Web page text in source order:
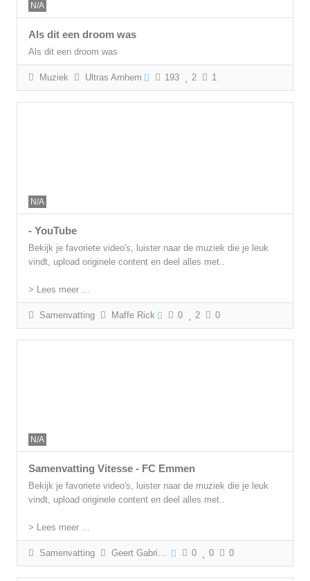
N/A
Als dit een droom was
Als dit een droom was
Muziek Ultras Arnhem 193 2 1
N/A
- YouTube
Bekijk je favoriete video's, luister naar de muziek die je leuk
vindt, upload originele content en deel alles met..
> Lees meer ...
Samenvatting Maffe Rick 0 2 0
N/A
Samenvatting Vitesse - FC Emmen
Bekijk je favoriete video's, luister naar de muziek die je leuk
vindt, upload originele content en deel alles met..
> Lees meer ...
Samenvatting Geert Gabriëls 0 0 0